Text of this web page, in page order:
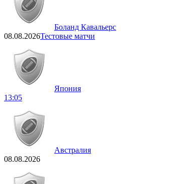
Боланд Кавальерс
08.08.2026Тестовые матчи
Япония
13:05
Австралия
08.08.2026